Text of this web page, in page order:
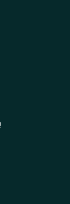
suivre sur
Nous suivre sur
page Nous
à la page